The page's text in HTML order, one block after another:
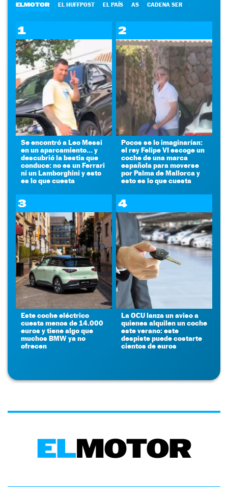
ELMOTOR EL HUFFPOST EL PAÍS AS CADENA SER
1
Se encontró a Leo Messi
en un aparcamiento... y
descubrió la bestia que
conduce: no es un Ferrari
ni un Lamborghini y esto
es lo que cuesta
2
Pocos se lo imaginarían:
el rey Felipe VI escoge un
coche de una marca
española para moverse
por Palma de Mallorca y
esto es lo que cuesta
3
Este coche eléctrico
cuesta menos de 14.000
euros y tiene algo que
muchos BMW ya no
ofrecen
4
La OCU lanza un aviso a
quienes alquilen un coche
este verano: este
despiste puede costarte
cientos de euros